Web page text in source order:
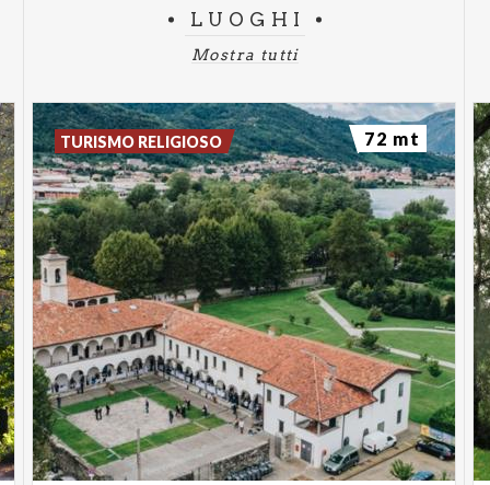
LUOGHI
Mostra tutti
TURISMO RELIGIOSO 72 mt